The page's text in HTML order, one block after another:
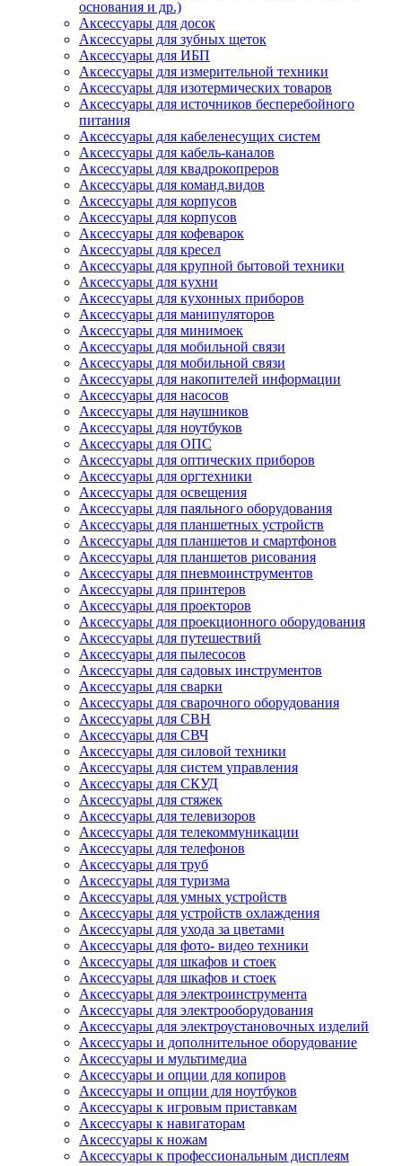
основания и др.)
Аксессуары для досок
Аксессуары для зубных щеток
Аксессуары для ИБП
Аксессуары для измерительной техники
Аксессуары для изотермических товаров
Аксессуары для источников бесперебойного
питания
Аксессуары для кабеленесущих систем
Аксессуары для кабель-каналов
Аксессуары для квадрокопреров
Аксессуары для команд.видов
Аксессуары для корпусов
Аксессуары для корпусов
Аксессуары для кофеварок
Аксессуары для кресел
Аксессуары для крупной бытовой техники
Аксессуары для кухни
Аксессуары для кухонных приборов
Аксессуары для манипуляторов
Аксессуары для минимоек
Аксессуары для мобильной связи
Аксессуары для мобильной связи
Аксессуары для накопителей информации
Аксессуары для насосов
Аксессуары для наушников
Аксессуары для ноутбуков
Аксессуары для ОПС
Аксессуары для оптических приборов
Аксессуары для оргтехники
Аксессуары для освещения
Аксессуары для паяльного оборудования
Аксессуары для планшетных устройств
Аксессуары для планшетов и смартфонов
Аксессуары для планшетов рисования
Аксессуары для пневмоинструментов
Аксессуары для принтеров
Аксессуары для проекторов
Аксессуары для проекционного оборудования
Аксессуары для путешествий
Аксессуары для пылесосов
Аксессуары для садовых инструментов
Аксессуары для сварки
Аксессуары для сварочного оборудования
Аксессуары для СВН
Аксессуары для СВЧ
Аксессуары для силовой техники
Аксессуары для систем управления
Аксессуары для СКУД
Аксессуары для стяжек
Аксессуары для телевизоров
Аксессуары для телекоммуникации
Аксессуары для телефонов
Аксессуары для труб
Аксессуары для туризма
Аксессуары для умных устройств
Аксессуары для устройств охлаждения
Аксессуары для ухода за цветами
Аксессуары для фото- видео техники
Аксессуары для шкафов и стоек
Аксессуары для шкафов и стоек
Аксессуары для электроинструмента
Аксессуары для электрооборудования
Аксессуары для электроустановочных изделий
Аксессуары и дополнительное оборудование
Аксессуары и мультимедиа
Аксессуары и опции для копиров
Аксессуары и опции для ноутбуков
Аксессуары к игровым приставкам
Аксессуары к навигаторам
Аксессуары к ножам
Аксессуары к профессиональным дисплеям